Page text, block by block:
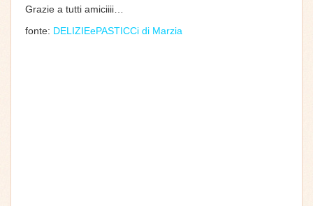
Grazie a tutti amiciiii…
fonte: DELIZIEePASTICCi di Marzia